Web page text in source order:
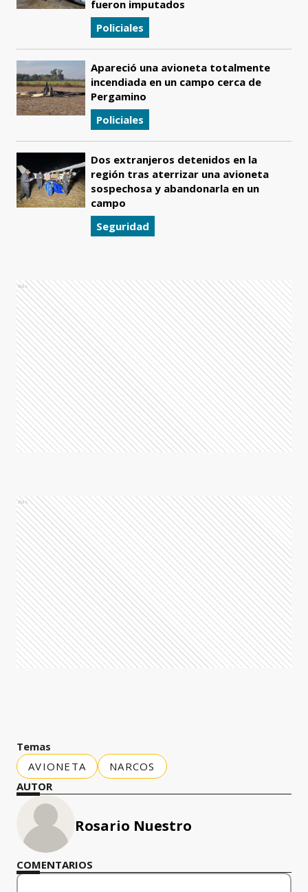
fueron imputados
Policiales
Apareció una avioneta totalmente
incendiada en un campo cerca de
Pergamino
Policiales
Dos extranjeros detenidos en la
región tras aterrizar una avioneta
sospechosa y abandonarla en un
campo
Seguridad
Ads
Ads
Temas
AVIONETA
NARCOS
AUTOR
Rosario Nuestro
COMENTARIOS